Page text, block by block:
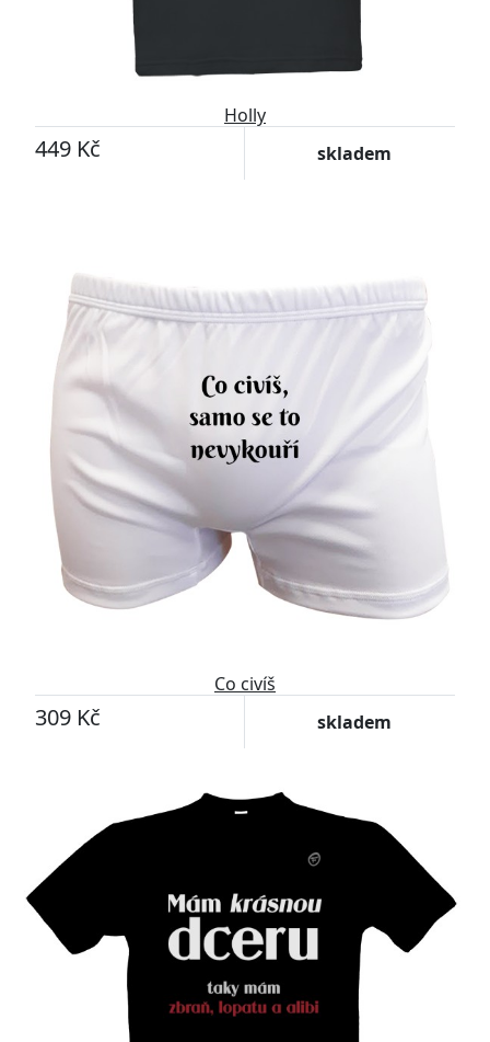
Holly
449 Kč skladem
Co civíš
309 Kč skladem